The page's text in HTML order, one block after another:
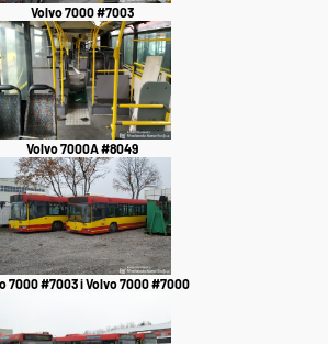
Volvo 7000 #7003
Volvo 7000A #8049
7000 #7003 i Volvo 7000 #7000